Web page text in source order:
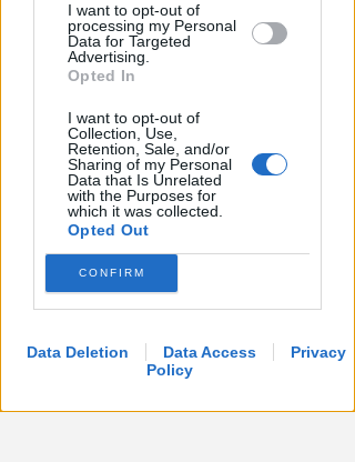
I want to opt-out of
processing my Personal
Data for Targeted
Advertising.
Opted In
I want to opt-out of
Collection, Use,
Retention, Sale, and/or
Sharing of my Personal
Data that Is Unrelated
with the Purposes for
which it was collected.
Opted Out
CONFIRM
Data Deletion Data Access
Privacy
Policy
RBR, MEETING E START ROMAGNA
Giovedì 3 settembre al Flaminio
amichevole Dole Rimini-Virtus
Bologna
Icaro Sport